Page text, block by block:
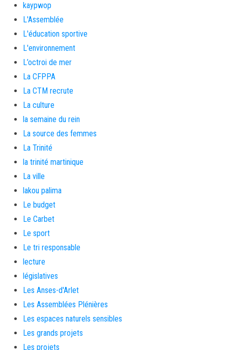
kaypwop
L'Assemblée
L'éducation sportive
L'environnement
L’octroi de mer
La CFPPA
La CTM recrute
La culture
la semaine du rein
La source des femmes
La Trinité
la trinité martinique
La ville
lakou palima
Le budget
Le Carbet
Le sport
Le tri responsable
lecture
législatives
Les Anses-d'Arlet
Les Assemblées Plénières
Les espaces naturels sensibles
Les grands projets
Les projets